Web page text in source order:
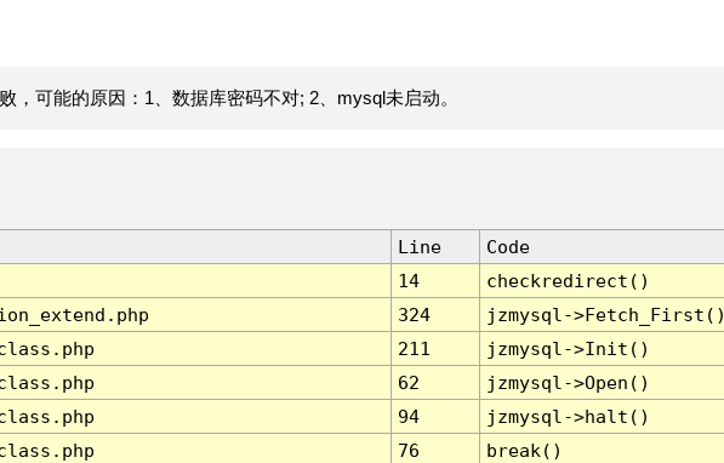
，可能的原因：1、数据库密码不对; 2、mysql未启动。
Line
Code
14
checkredirect()
324
jzmysql-
211
jzmysql->Init()
62
jzmysql->Open()
94
jzmysql->halt()
76 break()